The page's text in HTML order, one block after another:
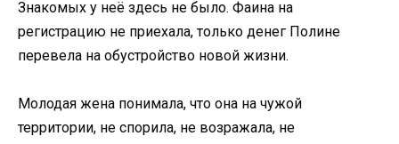
Знакомых у неё здесь не было. Фаина на
регистрацию не приехала, только денег Полине
перевела на обустройство новой жизни.
Молодая жена понимала, что она на чужой
территории, не спорила, не возражала, не